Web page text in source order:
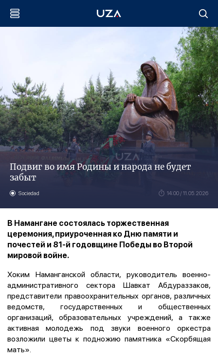
Подвиг во имя Родины и народа не будет
забыт
Sociedad 14:00 / 11.05.2026
В Намангане состоялась торжественная
церемония, приуроченная ко Дню памяти и
почестей и 81-й годовщине Победы во Второй
мировой войне.
Хоким Наманганской области, руководитель военно-
административного сектора Шавкат Абдураззаков,
представители правоохранительных органов, различных
ведомств, государственных и общественных
организаций, образовательных учреждений, а также
активная молодежь под звуки военного оркестра
возложили цветы к подножию памятника «Скорбящая
мать».